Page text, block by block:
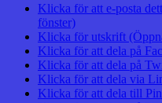
Klicka för att e-posta
fönster)
Klicka för utskrift
Klicka för att dela på
Klicka för att dela på
Klicka för att dela via
Klicka för att dela till